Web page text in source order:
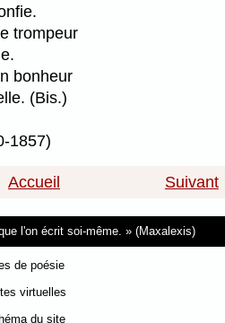
trompeur
bonheur
(Bis.)
1857)
Accueil Suivant
l'on écrit soi-même. (Maxalexis)
de poésie
virtuelles
du site